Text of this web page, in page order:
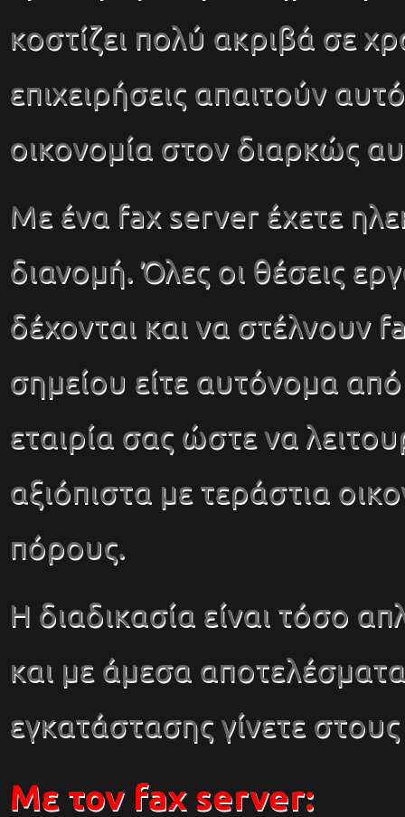
κοστίζει πολύ ακριβά σε
επιχειρήσεις απαιτούν
οικονομία στον διαρκώς
Με ένα fax server έχετε
διανομή. Όλες οι θέσεις
δέχονται και να στέλνουν
σημείου είτε αυτόνομα
εταιρία σας ώστε να
αξιόπιστα με τεράστια
πόρους.
Η διαδικασία είναι τόσο
και με άμεσα
εγκατάστασης γίνετε
Με τον fax server: